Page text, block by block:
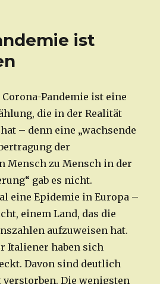
ist
Pandemie ist eine
die in der Realität
– denn eine „wachsende
der
Mensch zu Mensch in der
gab es nicht.
eine Epidemie in Europa –
einem Land, das die
aufzuweisen hat.
Italiener haben sich
Davon sind deutlich
Die wenigsten